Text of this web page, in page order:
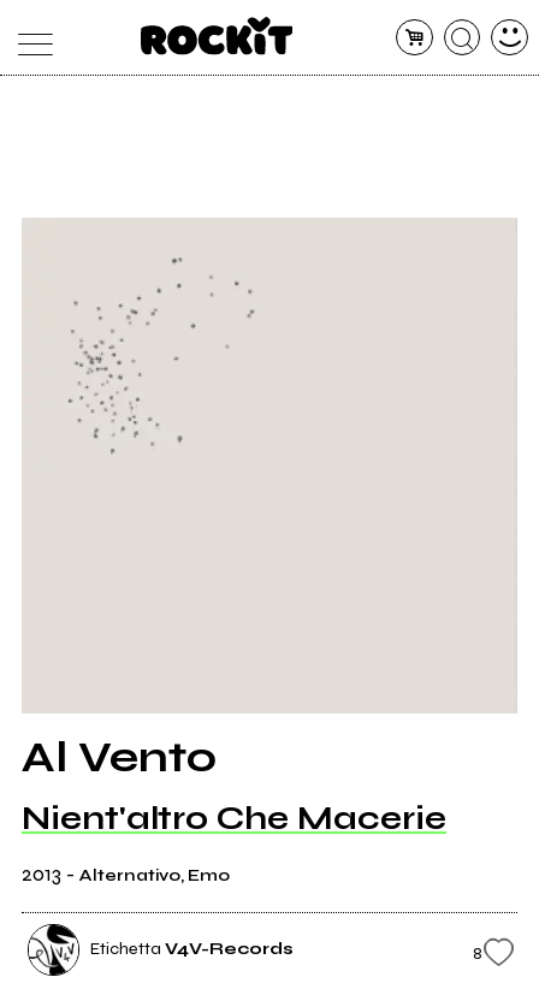
CONCERTI
RADIO
Al Vento
Nient'altro Che Macerie
2013 - Alternativo, Emo
Etichetta V4V-Records 8